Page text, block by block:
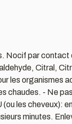
Nocif par
Citral,
les organismes
chaudes. - Ne
les cheveux):
minutes.